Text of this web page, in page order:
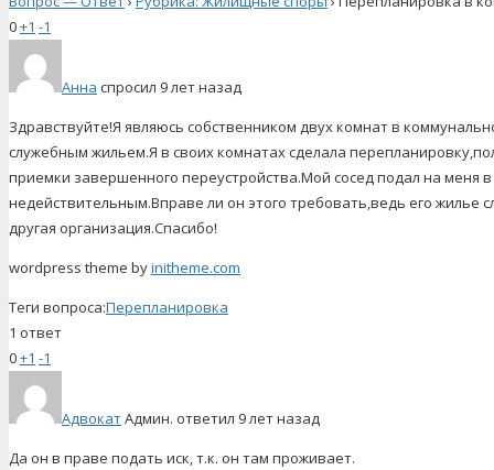
0+1 -1
Анна спросил 9 лет назад
Здравствуйте!Я являюсь собственником двух комнат в
служебным жильем.Я в своих комнатах сделала
приемки завершенного переустройства.Мой сосед подал на меня
недействительным.Вправе ли он этого требовать,ведь его жилье
другая организация.Спасибо!
wordpress theme byinitheme.com
Теги вопроса:Перепланировка
1 ответ
0+1 -1
АдвокатАдмин. ответил 9 лет назад
Да он в праве подать иск, т.к. он там проживает.